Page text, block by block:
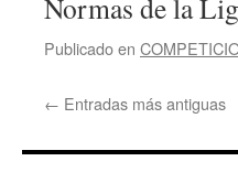
Normas de la
Publicado en
← Entradas más antiguas